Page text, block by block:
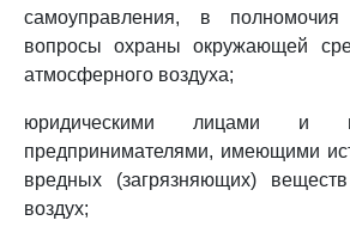
самоуправления, в
вопросы охраны окружающей
атмосферного воздуха;
юридическими лицами и
предпринимателями, имеющими
вредных (загрязняющих)
воздух;